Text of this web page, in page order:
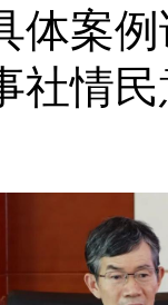
体案
社情